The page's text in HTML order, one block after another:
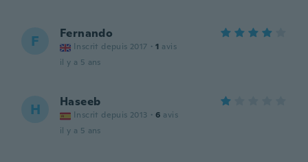
F Fernando
Inscrit depuis 2017 · 1 avis
il y a 5 ans
H Haseeb
Inscrit depuis 2013 · 6 avis
il y a 5 ans